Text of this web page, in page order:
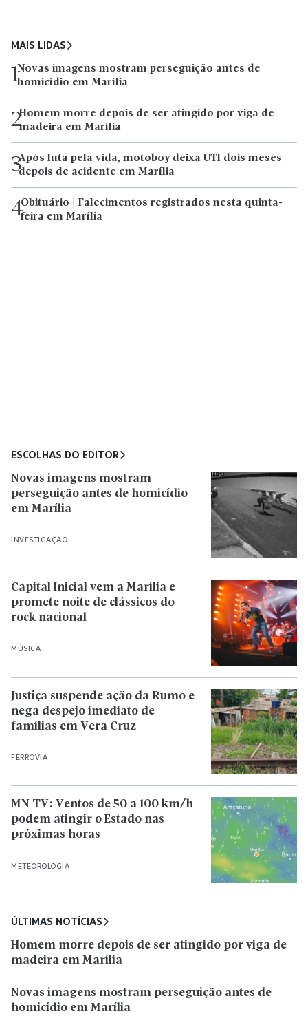
MAIS LIDAS
1Novas imagens mostram perseguição antes de
homicídio em Marília
2Homem morre depois de ser atingido por viga de
madeira em Marília
3Após luta pela vida, motoboy deixa UTI dois meses
depois de acidente em Marília
4Obituário | Falecimentos registrados nesta quinta-
feira em Marília
ESCOLHAS DO EDITOR
INVESTIGAÇÃO
Novas imagens mostram
perseguição antes de homicídio
em Marília
MÚSICA
Capital Inicial vem a Marília e
promete noite de clássicos do
rock nacional
FERROVIA
Justiça suspende ação da Rumo e
nega despejo imediato de
famílias em Vera Cruz
METEOROLOGIA
MN TV: Ventos de 50 a 100 km/h
podem atingir o Estado nas
próximas horas
ÚLTIMAS NOTÍCIAS
Homem morre depois de ser atingido por viga de
madeira em Marília
Novas imagens mostram perseguição antes de
homicídio em Marília